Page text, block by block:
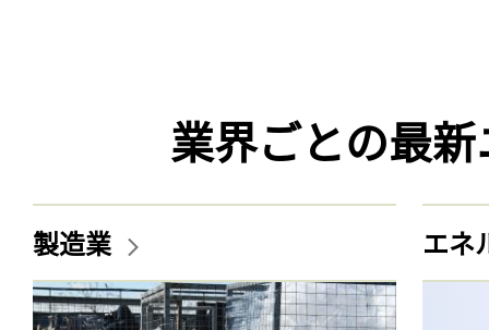
業界ごとの最
製造業 エネ